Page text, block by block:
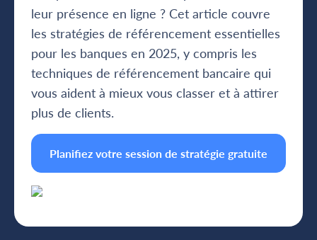
leur présence en ligne ? Cet article couvre
les stratégies de référencement essentielles
pour les banques en 2025, y compris les
techniques de référencement bancaire qui
vous aident à mieux vous classer et à attirer
plus de clients.
Planifiez votre session de stratégie gratuite